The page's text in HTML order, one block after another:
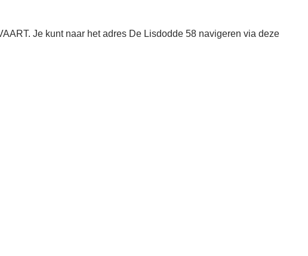
Je kunt naar het adres De Lisdodde 58 navigeren via deze